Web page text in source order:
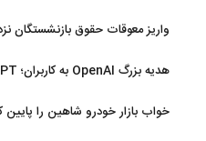
واریز معوقات حقوق بازنشستگان
خواب بازار خودرو شاهین را